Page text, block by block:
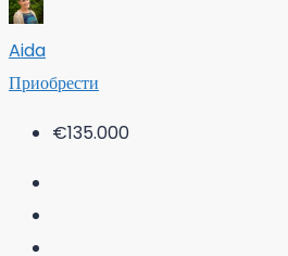
Aida
Приобрести
€135.000